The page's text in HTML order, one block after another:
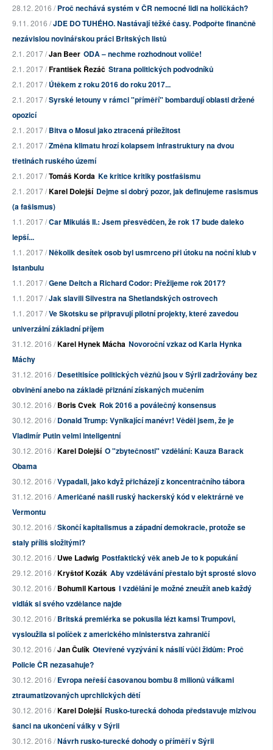
28.12. 2016 /Proč nechává systém v ČR nemocné lidi na holičkách?
9.11. 2016 /JDE DO TUHÉHO. Nastávají těžké časy. Podpořte finančně
nezávislou novinářskou práci Britských listů
2.1. 2017 /Jan Beer ODA – nechme rozhodnout voliče!
2.1. 2017 /František Řezáč Strana politických podvodníků
2.1. 2017 /Útěkem z roku 2016 do roku 2017...
2.1. 2017 /Syrské letouny v rámci "příměří" bombardují oblasti držené
opozicí
2.1. 2017 /Bitva o Mosul jako ztracená příležitost
2.1. 2017 /Změna klimatu hrozí kolapsem infrastruktury na dvou
třetinách ruského území
2.1. 2017 /Tomáš Korda Ke kritice kritiky postfašismu
2.1. 2017 /Karel Dolejší Dejme si dobrý pozor, jak definujeme rasismus
(a fašismus)
1.1. 2017 /Car Mikuláš II.: Jsem přesvědčen, že rok 17 bude daleko
lepší...
1.1. 2017 /Několik desítek osob byl usmrceno při útoku na noční klub v
Istanbulu
1.1. 2017 /Gene Deitch a Richard Codor: Přežijeme rok 2017?
1.1. 2017 /Jak slavili Silvestra na Shetlandských ostrovech
1.1. 2017 /Ve Skotsku se připravují pilotní projekty, které zavedou
univerzální základní příjem
31.12. 2016 /Karel Hynek Mácha Novoroční vzkaz od Karla Hynka
Máchy
31.12. 2016 /Desetitisíce politických vězňů jsou v Sýrii zadržovány bez
obvinění anebo na základě přiznání získaných mučením
30.12. 2016 /Boris Cvek Rok 2016 a poválečný konsensus
30.12. 2016 /Donald Trump: Vynikající manévr! Věděl jsem, že je
Vladimír Putin velmi inteligentní
30.12. 2016 /Karel Dolejší O "zbytečnosti" vzdělání: Kauza Barack
Obama
30.12. 2016 /Vypadali, jako když přicházejí z koncentračního tábora
31.12. 2016 /Američané našli ruský hackerský kód v elektrárně ve
Vermontu
30.12. 2016 /Skončí kapitalismus a západní demokracie, protože se
staly příliš složitými?
30.12. 2016 /Uwe Ladwig Postfaktický věk aneb Je to k popukání
29.12. 2016 /Kryštof Kozák Aby vzdělávání přestalo být sprosté slovo
30.12. 2016 /Bohumil Kartous I vzdělání je možné zneužít aneb každý
vidlák si svého vzdělance najde
30.12. 2016 /Britská premiérka se pokusila lézt kamsi Trumpovi,
vysloužila si políček z amerického ministerstva zahraničí
30.12. 2016 /Jan Čulík Otevřené vyzývání k násilí vůči židům: Proč
Policie ČR nezasahuje?
30.12. 2016 /Evropa neřeší časovanou bombu 8 milionů válkami
ztraumatizovaných uprchlických dětí
30.12. 2016 /Karel Dolejší Rusko-turecká dohoda představuje mizivou
šanci na ukončení války v Sýrii
30.12. 2016 /Návrh rusko-turecké dohody o příměří v Sýrii